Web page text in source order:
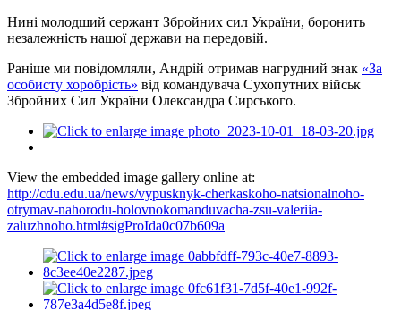
Нині молодший сержант Збройних сил України, боронить
незалежність нашої держави на передовій.
Раніше ми повідомляли, Андрій отримав нагрудний знак «За
особисту хоробрість» від командувача Сухопутних військ
Збройних Сил України Олександра Сирського.
View the embedded image gallery online at:
http://cdu.edu.ua/news/vypusknyk-cherkaskoho-natsionalnoho-
otrymav-nahorodu-holovnokomanduvacha-zsu-valeriia-
zaluzhnoho.html#sigProIda0c07b609a